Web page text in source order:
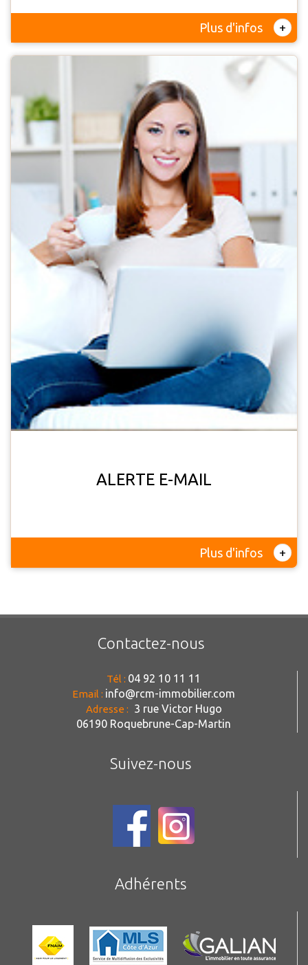
Plus d'infos +
ALERTE E-MAIL
Plus d'infos +
Contactez-nous
Tél : 04 92 10 11 11
Email : info@rcm-immobilier.com
Adresse : 3 rue Victor Hugo
06190 Roquebrune-Cap-Martin
Suivez-nous
Adhérents